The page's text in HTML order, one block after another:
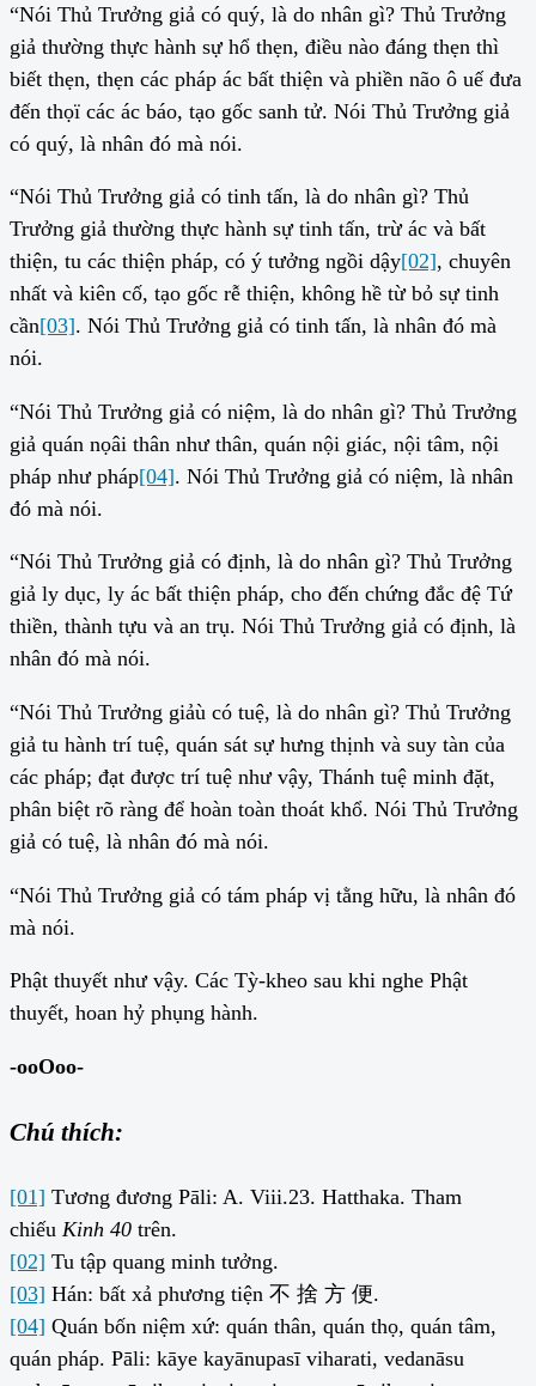
“Nói Thủ Trưởng giả có quý, là do nhân gì? Thủ Trưởng
giả thường thực hành sự hổ thẹn, điều nào đáng thẹn thì
biết thẹn, thẹn các pháp ác bất thiện và phiền não ô uế đưa
đến thọï các ác báo, tạo gốc sanh tử. Nói Thủ Trưởng giả
có quý, là nhân đó mà nói.
“Nói Thủ Trưởng giả có tinh tấn, là do nhân gì? Thủ
Trưởng giả thường thực hành sự tinh tấn, trừ ác và bất
thiện, tu các thiện pháp, có ý tưởng ngồi dậy[02], chuyên
nhất và kiên cố, tạo gốc rễ thiện, không hề từ bỏ sự tinh
cần[03]. Nói Thủ Trưởng giả có tinh tấn, là nhân đó mà
nói.
“Nói Thủ Trưởng giả có niệm, là do nhân gì? Thủ Trưởng
giả quán nọâi thân như thân, quán nội giác, nội tâm, nội
pháp như pháp[04]. Nói Thủ Trưởng giả có niệm, là nhân
đó mà nói.
“Nói Thủ Trưởng giả có định, là do nhân gì? Thủ Trưởng
giả ly dục, ly ác bất thiện pháp, cho đến chứng đắc đệ Tứ
thiền, thành tựu và an trụ. Nói Thủ Trưởng giả có định, là
nhân đó mà nói.
“Nói Thủ Trưởng giảù có tuệ, là do nhân gì? Thủ Trưởng
giả tu hành trí tuệ, quán sát sự hưng thịnh và suy tàn của
các pháp; đạt được trí tuệ như vậy, Thánh tuệ minh đặt,
phân biệt rõ ràng để hoàn toàn thoát khổ. Nói Thủ Trưởng
giả có tuệ, là nhân đó mà nói.
“Nói Thủ Trưởng giả có tám pháp vị tằng hữu, là nhân đó
mà nói.
Phật thuyết như vậy. Các Tỳ-kheo sau khi nghe Phật
thuyết, hoan hỷ phụng hành.
-ooOoo-
Chú thích:
[01] Tương đương Pāli: A. Viii.23. Hatthaka. Tham
chiếu Kinh 40 trên.
[02] Tu tập quang minh tưởng.
[03] Hán: bất xả phương tiện 不 捨 方 便.
[04] Quán bốn niệm xứ: quán thân, quán thọ, quán tâm,
quán pháp. Pāli: kāye kayānupasī viharati, vedanāsu